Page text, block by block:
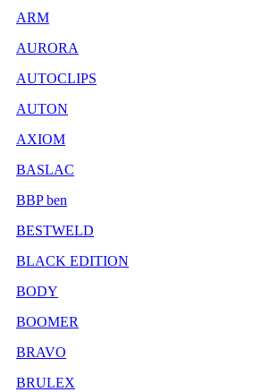
ARM
AURORA
AUTOCLIPS
AUTON
AXIOM
BASLAC
BBP ben
BESTWELD
BLACK EDITION
BODY
BOOMER
BRAVO
BRULEX